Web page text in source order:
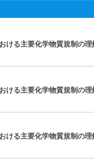
ける主要化学物質規制の
ける主要化学物質規制の
ける主要化学物質規制の